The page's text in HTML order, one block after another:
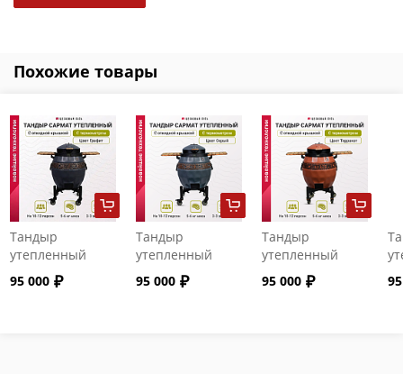
Похожие товары
Тандыр
утепленный
"Сармат" с
откидной
95 000
Тандыр
утепленный
"Сармат" с
откидной
95 000
Тандыр
утепленный
"Сармат" с
откидной
95 000